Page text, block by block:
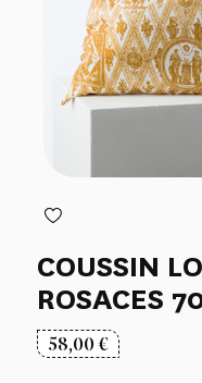
COUSSIN
ROSACES
58,00€